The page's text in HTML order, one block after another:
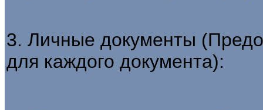
3. Личные документы
для каждого документа):